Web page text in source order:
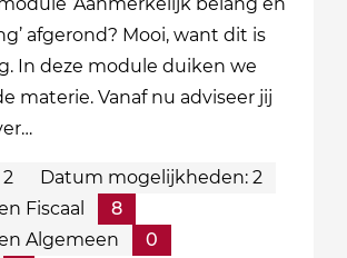
afgerond? Mooi, want dit is
In deze module duiken we
materie. Vanaf nu adviseer jij
Datum mogelijkheden: 2
Fiscaal
8
Algemeen
0